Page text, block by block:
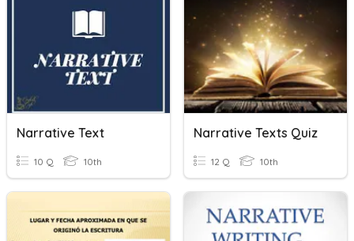
Narrative Text
10 Q 10th
Narrative Texts Quiz
12 Q 10th